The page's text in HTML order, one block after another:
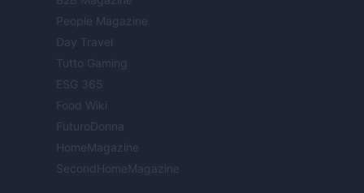
People Magazine
Day Travel
Tutto Gaming
ESG 365
Food Wiki
FuturoDonna
HomeMagazine
SecondHomeMagazine